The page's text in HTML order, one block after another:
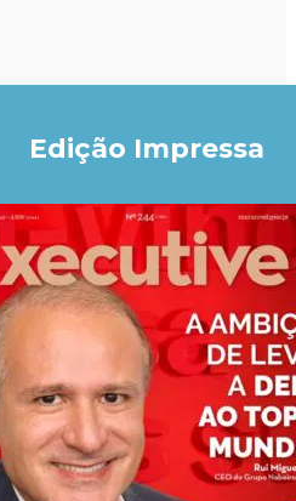
Edição Impressa